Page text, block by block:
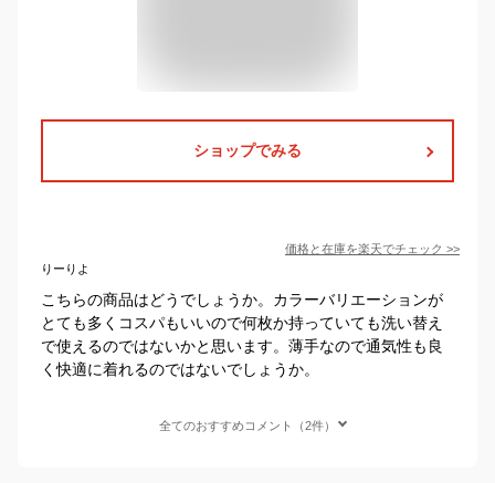
ショップでみる
価格と在庫を楽天でチェック >>
りーりよ
こちらの商品はどうでしょうか。カラーバリエーションが
とても多くコスパもいいので何枚か持っていても洗い替え
で使えるのではないかと思います。薄手なので通気性も良
く快適に着れるのではないでしょうか。
全てのおすすめコメント（2件）